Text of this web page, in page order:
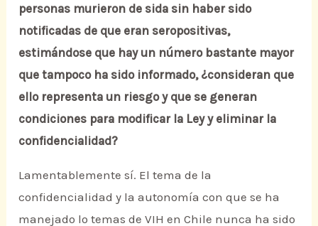
personas murieron de sida sin haber sido
notificadas de que eran seropositivas,
estimándose que hay un número bastante mayor
que tampoco ha sido informado, ¿consideran que
ello representa un riesgo y que se generan
condiciones para modificar la Ley y eliminar la
confidencialidad?
Lamentablemente sí. El tema de la
confidencialidad y la autonomía con que se ha
manejado lo temas de VIH en Chile nunca ha sido